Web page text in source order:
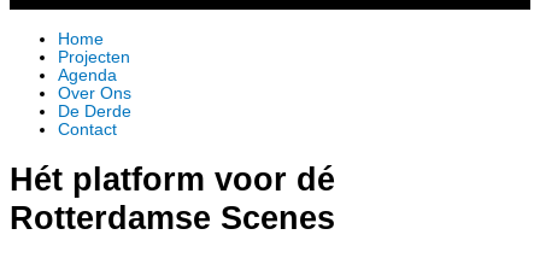
Home
Projecten
Agenda
Over Ons
De Derde
Contact
Hét platform voor dé
Rotterdamse Scenes